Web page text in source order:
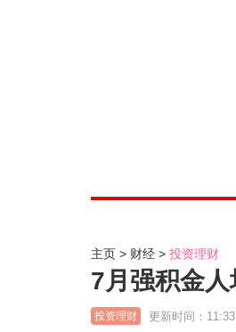
主页 财经 投资理财
7月强积金
投资理财 更新时间：